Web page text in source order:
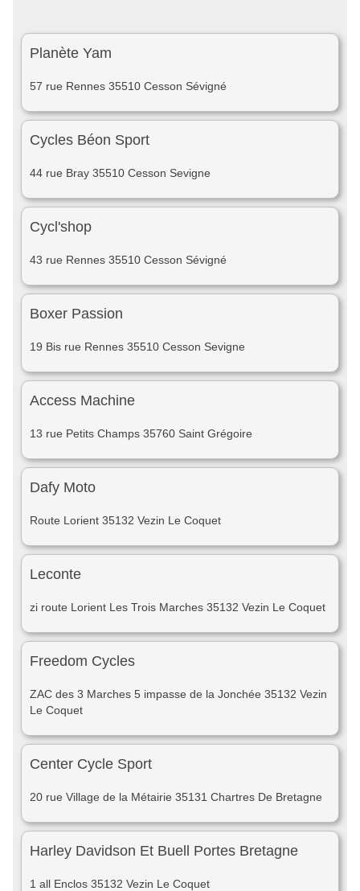
Planète Yam
57 rue Rennes 35510 Cesson Sévigné
Cycles Béon Sport
44 rue Bray 35510 Cesson Sevigne
Cycl'shop
43 rue Rennes 35510 Cesson Sévigné
Boxer Passion
19 Bis rue Rennes 35510 Cesson Sevigne
Access Machine
13 rue Petits Champs 35760 Saint Grégoire
Dafy Moto
Route Lorient 35132 Vezin Le Coquet
Leconte
zi route Lorient Les Trois Marches 35132 Vezin Le Coquet
Freedom Cycles
ZAC des 3 Marches 5 impasse de la Jonchée 35132 Vezin
Le Coquet
Center Cycle Sport
20 rue Village de la Métairie 35131 Chartres De Bretagne
Harley Davidson Et Buell Portes Bretagne
1 all Enclos 35132 Vezin Le Coquet